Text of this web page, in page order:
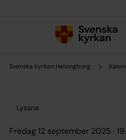
Svenska kyrkan Helsingborg
Lyssna
fredag 12 september 2025 ·